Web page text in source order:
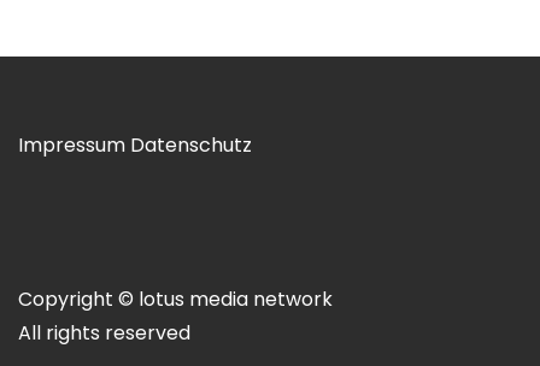
Impressum Datenschutz
Copyright © lotus media network
All rights reserved